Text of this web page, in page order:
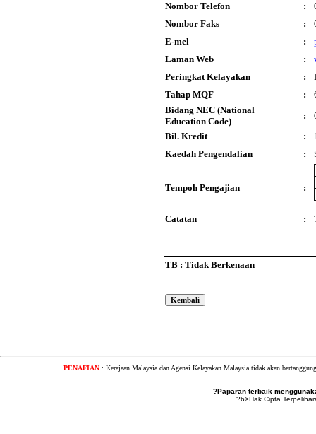
Nombor Telefon
:
Nombor Faks
:
E-mel
:
Laman Web
:
Peringkat Kelayakan
:
Tahap MQF
:
Bidang NEC (National
Education Code)
:
Bil. Kredit
:
Kaedah Pengendalian
:
Tempoh Pengajian :
Catatan :
TB : Tidak Berkenaan
PENAFIAN : Kerajaan Malaysia dan Agensi Kelayakan Malaysia tidak akan
?Paparan terbaik
?b>Hak Cipta